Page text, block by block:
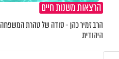
הרצאות משנות חיים
הרב זמיר כהן - סודה של טהרת המשפחה
היהודית